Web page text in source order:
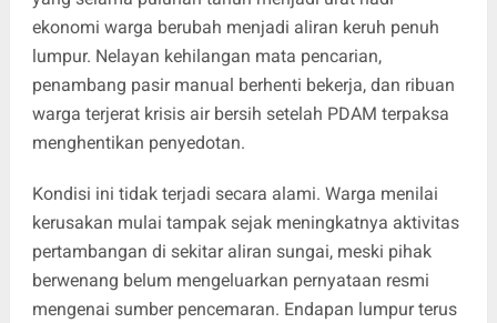
ekonomi warga berubah menjadi aliran keruh penuh
lumpur. Nelayan kehilangan mata pencarian,
penambang pasir manual berhenti bekerja, dan ribuan
warga terjerat krisis air bersih setelah PDAM terpaksa
menghentikan penyedotan.
Kondisi ini tidak terjadi secara alami. Warga menilai
kerusakan mulai tampak sejak meningkatnya aktivitas
pertambangan di sekitar aliran sungai, meski pihak
berwenang belum mengeluarkan pernyataan resmi
mengenai sumber pencemaran. Endapan lumpur terus